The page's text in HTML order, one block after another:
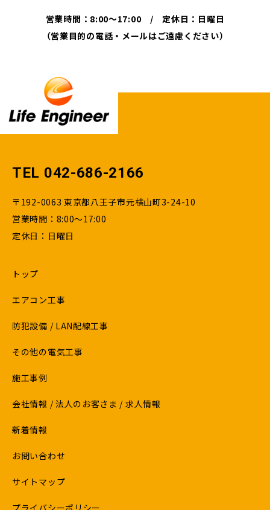
営業時間：8:00～17:00 / 定休日：日曜日
（営業目的の電話・メールはご遠慮ください）
TEL 042-686-2166
〒192-0063 東京都八王子市元横山町3-24-10
営業時間：8:00～17:00
定休日：日曜日
トップ
エアコン工事
防犯設備 / LAN配線工事
その他の電気工事
施工事例
会社情報 / 法人のお客さま / 求人情報
新着情報
お問い合わせ
サイトマップ